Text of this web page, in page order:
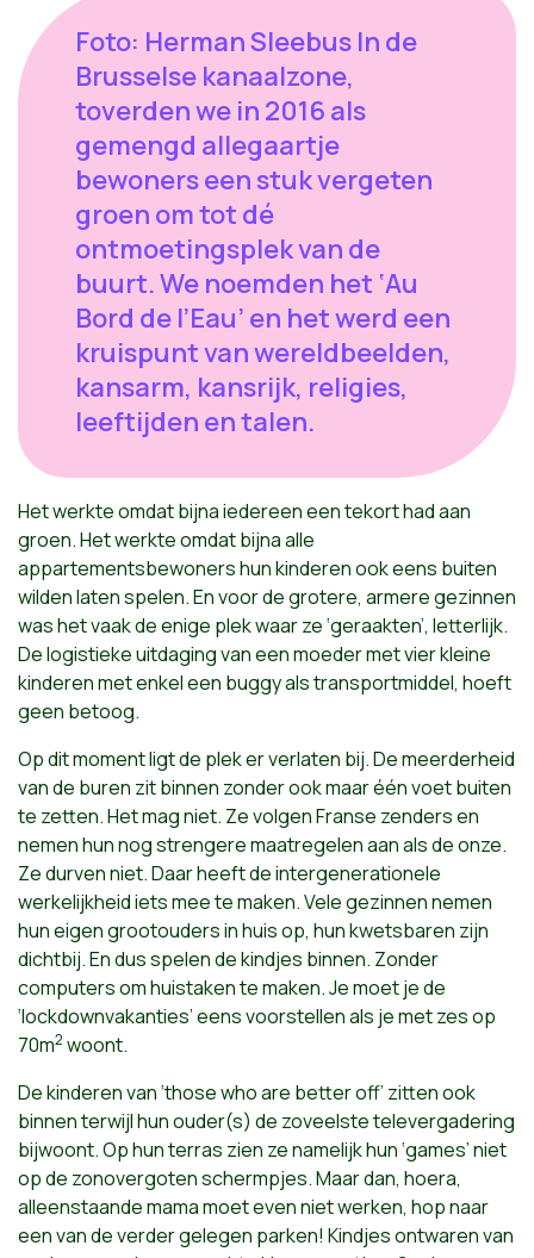
Foto: Herman Sleebus In de
Brusselse kanaalzone,
toverden we in 2016 als
gemengd allegaartje
bewoners een stuk vergeten
groen om tot dé
ontmoetingsplek van de
buurt. We noemden het ‘Au
Bord de l’Eau’ en het werd een
kruispunt van wereldbeelden,
kansarm, kansrijk, religies,
leeftijden en talen.
Het werkte omdat bijna iedereen een tekort had aan
groen. Het werkte omdat bijna alle
appartementsbewoners hun kinderen ook eens buiten
wilden laten spelen. En voor de grotere, armere gezinnen
was het vaak de enige plek waar ze ‘geraakten’, letterlijk.
De logistieke uitdaging van een moeder met vier kleine
kinderen met enkel een buggy als transportmiddel, hoeft
geen betoog.
Op dit moment ligt de plek er verlaten bij. De meerderheid
van de buren zit binnen zonder ook maar één voet buiten
te zetten. Het mag niet. Ze volgen Franse zenders en
nemen hun nog strengere maatregelen aan als de onze.
Ze durven niet. Daar heeft de intergenerationele
werkelijkheid iets mee te maken. Vele gezinnen nemen
hun eigen grootouders in huis op, hun kwetsbaren zijn
dichtbij. En dus spelen de kindjes binnen. Zonder
computers om huistaken te maken. Je moet je de
‘lockdownvakanties’ eens voorstellen als je met zes op
70m2 woont.
De kinderen van ‘those who are better off’ zitten ook
binnen terwijl hun ouder(s) de zoveelste televergadering
bijwoont. Op hun terras zien ze namelijk hun ‘games’ niet
op de zonovergoten schermpjes. Maar dan, hoera,
alleenstaande mama moet even niet werken, hop naar
een van de verder gelegen parken! Kindjes ontwaren van